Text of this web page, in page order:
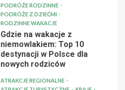
PODRÓŻE RODZINNE
PODRÓŻE Z DZIEĆMI
RODZINNE WAKACJE
Gdzie na wakacje z
niemowlakiem: Top 10
destynacji w Polsce dla
nowych rodziców
ATRAKCJE REGIONALNE